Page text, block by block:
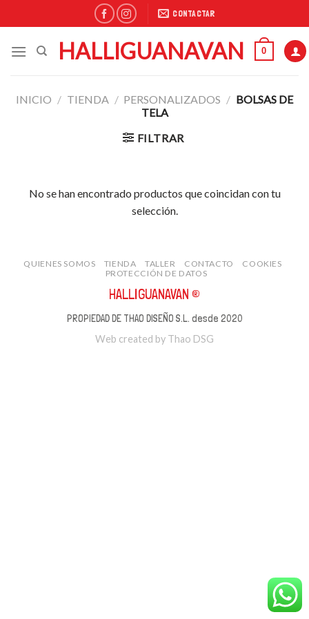
to
CONTACTAR
HALLIGUANAVAN 0
INICIO / TIENDA / PERSONALIZADOS / BOLSAS DE
TELA
FILTRAR
No se han encontrado productos que coincidan con tu
selección.
QUIENES SOMOS TIENDA TALLER CONTACTO
COOKIES
PROTECCIÓN DE DATOS
HALLIGUANAVAN ®
PROPIEDAD DE THAO DISEÑO S.L. desde 2020
Web created by Thao DSG